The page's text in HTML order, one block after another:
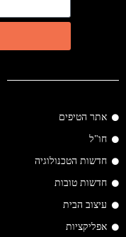
אתר הטיפים
חו"ל
חדשות הטכנולוגיה
חדשות טובות
עיצוב הבית
אפליקציות